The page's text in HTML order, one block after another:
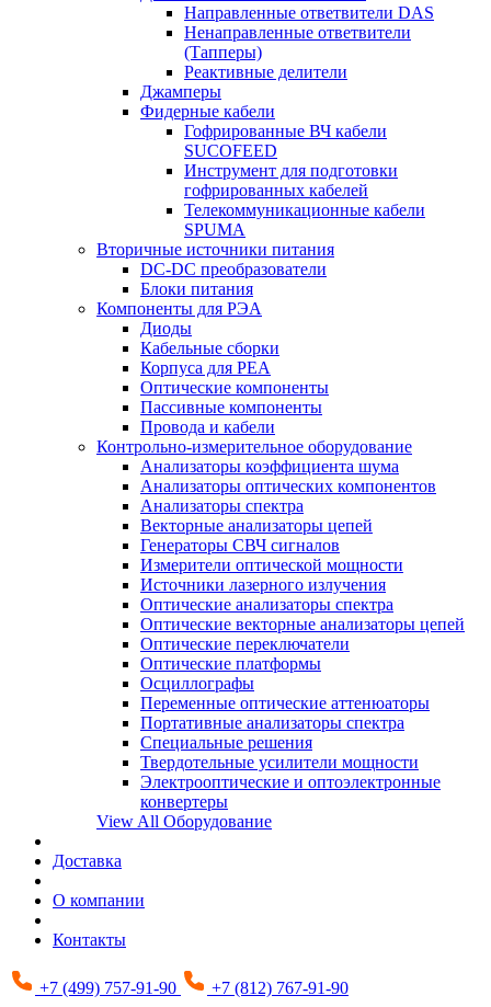
Направленные ответвители DAS
Ненаправленные ответвители
(Тапперы)
Реактивные делители
Джамперы
Фидерные кабели
Гофрированные ВЧ кабели
SUCOFEED
Инструмент для подготовки
гофрированных кабелей
Телекоммуникационные кабели
SPUMA
Вторичные источники питания
DC-DC преобразователи
Блоки питания
Компоненты для РЭА
Диоды
Кабельные сборки
Корпуса для РЕА
Оптические компоненты
Пассивные компоненты
Провода и кабели
Контрольно-измерительное оборудование
Анализаторы коэффициента шума
Анализаторы оптических компонентов
Анализаторы спектра
Векторные анализаторы цепей
Генераторы СВЧ сигналов
Измерители оптической мощности
Источники лазерного излучения
Оптические анализаторы спектра
Оптические векторные анализаторы цепей
Оптические переключатели
Оптические платформы
Осциллографы
Переменные оптические аттенюаторы
Портативные анализаторы спектра
Специальные решения
Твердотельные усилители мощности
Электрооптические и оптоэлектронные
конвертеры
View All Оборудование
Доставка
О компании
Контакты
+7 (499) 757-91-90 +7 (812) 767-91-90